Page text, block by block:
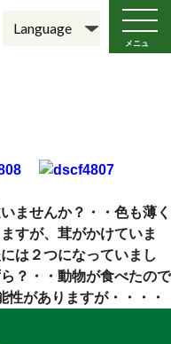
メニュ
ー
ませんか？・・色も薄く
すが、茸がかけていま
は２つになっていまし
？・・動物が食べたので
がありますが・・・・